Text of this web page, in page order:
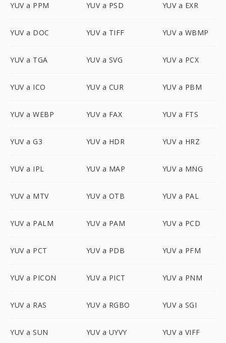
YUV a PPM YUV a PSD YUV a EXR
YUV a DOC YUV a TIFF YUV a WBMP
YUV a TGA YUV a SVG YUV a PCX
YUV a ICO YUV a CUR YUV a PBM
YUV a WEBP YUV a FAX YUV a FTS
YUV a G3 YUV a HDR YUV a HRZ
YUV a IPL YUV a MAP YUV a MNG
YUV a MTV YUV a OTB YUV a PAL
YUV a PALM YUV a PAM YUV a PCD
YUV a PCT YUV a PDB YUV a PFM
YUV a PICON YUV a PICT YUV a PNM
YUV a RAS YUV a RGBO YUV a SGI
YUV a SUN YUV a UYVY YUV a VIFF